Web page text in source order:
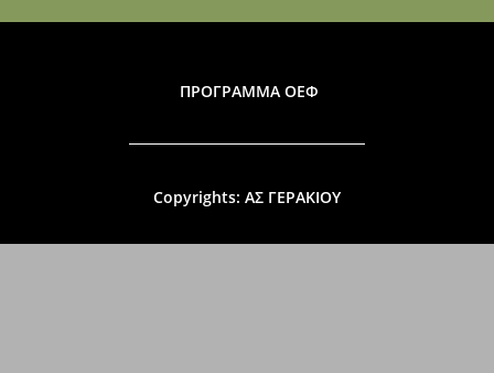
ΠΡΟΓΡΑΜΜΑ ΟΕΦ
Copyrights: ΑΣ ΓΕΡΑΚΙΟΥ